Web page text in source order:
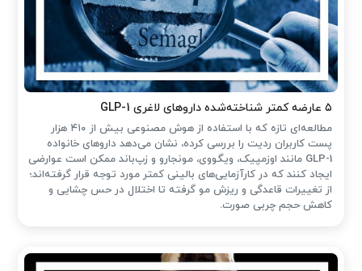
۵ عارضه کمتر شناخته‌شده داروهای لاغری GLP-1
مطالعه‌ای تازه که با استفاده از هوش مصنوعی بیش از ۴۱۰ هزار
پست کاربران ردیت را بررسی کرده، نشان می‌دهد داروهای خانواده
GLP-1 مانند اوزمپیک، ویگووی، مونجارو و زپ‌باند ممکن است عوارضی
ایجاد کنند که در کارآزمایی‌های بالینی کمتر مورد توجه قرار گرفته‌اند؛
از تغییرات قاعدگی و ریزش مو گرفته تا اختلال در حس چشایی و
کاهش حجم چربی صورت.